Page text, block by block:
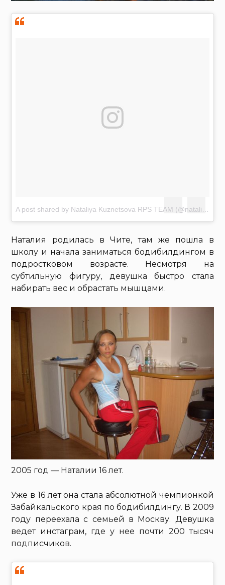
Наталия родилась в Чите, там же пошла в
школу и начала заниматься бодибилдингом в
подростковом возрасте. Несмотря на
субтильную фигуру, девушка быстро стала
набирать вес и обрастать мышцами.
2005 год — Наталии 16 лет.
Уже в 16 лет она стала абсолютной чемпионкой
Забайкальского края по бодибилдингу. В 2009
году переехала с семьей в Москву. Девушка
ведет инстаграм, где у нее почти 200 тысяч
подписчиков.